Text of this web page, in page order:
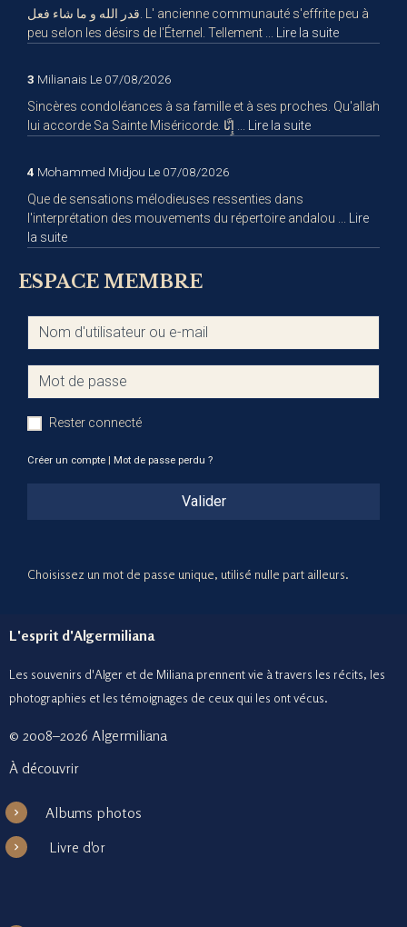
قدر الله و ما شاء فعل. L' ancienne communauté s'effrite peu à
peu selon les désirs de l'Éternel. Tellement ... Lire la suite
3 Milianais Le 07/08/2026
Sincères condoléances à sa famille et à ses proches. Qu'allah
lui accorde Sa Sainte Miséricorde. إِنَّا ... Lire la suite
4 Mohammed Midjou Le 07/08/2026
Que de sensations mélodieuses ressenties dans
l'interprétation des mouvements du répertoire andalou ... Lire
la suite
ESPACE MEMBRE
Rester connecté
Créer un compte Mot de passe perdu ?
Valider
Choisissez un mot de passe unique, utilisé nulle part ailleurs.
L'esprit d'Algermiliana
Les souvenirs d'Alger et de Miliana prennent vie à travers les récits, les
photographies et les témoignages de ceux qui les ont vécus.
© 2008–2026 Algermiliana
À découvrir
Albums photos
Livre d'or